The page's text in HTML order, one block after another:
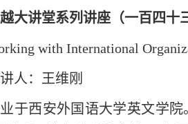
大讲堂系列讲座（一百四十
with International
人：王维刚
于西安外国语大学英文学